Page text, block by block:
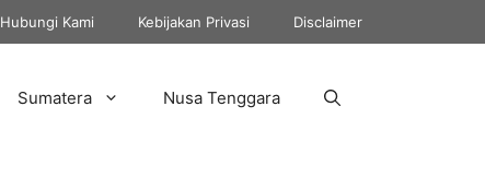
Hubungi Kami Kebijakan Privasi Disclaimer
Sumatera Nusa Tenggara